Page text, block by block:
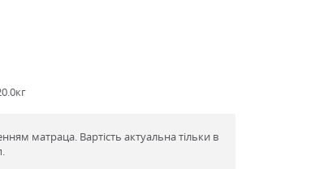
матраца. Вартість актуальна тільки в